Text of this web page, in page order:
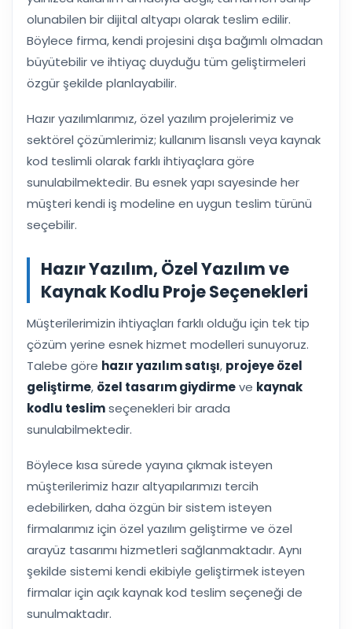
olunabilen bir dijital altyapı olarak teslim edilir.
Böylece firma, kendi projesini dışa bağımlı olmadan
büyütebilir ve ihtiyaç duyduğu tüm geliştirmeleri
özgür şekilde planlayabilir.
Hazır yazılımlarımız, özel yazılım projelerimiz ve
sektörel çözümlerimiz; kullanım lisanslı veya kaynak
kod teslimli olarak farklı ihtiyaçlara göre
sunulabilmektedir. Bu esnek yapı sayesinde her
müşteri kendi iş modeline en uygun teslim türünü
seçebilir.
Hazır Yazılım, Özel Yazılım ve
Kaynak Kodlu Proje Seçenekleri
Müşterilerimizin ihtiyaçları farklı olduğu için tek tip
çözüm yerine esnek hizmet modelleri sunuyoruz.
Talebe göre hazır yazılım satışı, projeye özel
geliştirme, özel tasarım giydirmeve kaynak
kodlu teslimseçenekleri bir arada
sunulabilmektedir.
Böylece kısa sürede yayına çıkmak isteyen
müşterilerimiz hazır altyapılarımızı tercih
edebilirken, daha özgün bir sistem isteyen
firmalarımız için özel yazılım geliştirme ve özel
arayüz tasarımı hizmetleri sağlanmaktadır. Aynı
şekilde sistemi kendi ekibiyle geliştirmek isteyen
firmalar için açık kaynak kod teslim seçeneği de
sunulmaktadır.